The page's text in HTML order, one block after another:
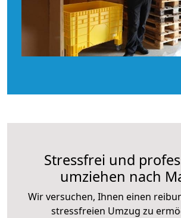
Stressfrei und
umziehen nach
Wir versuchen, Ihnen einen
stressfreien Umzug zu